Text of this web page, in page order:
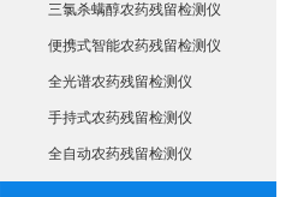
三氯杀螨醇农药残留检测仪
便携式智能农药残留检测仪
全光谱农药残留检测仪
手持式农药残留检测仪
全自动农药残留检测仪